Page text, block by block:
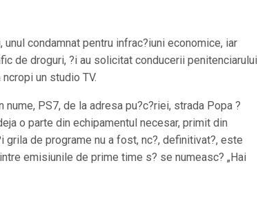
unul condamnat pentru infrac?iuni economice, iar
de droguri, ?i au solicitat conducerii penitenciarului
un studio TV.
nume, PS7, de la adresa pu?c?riei, strada Popa ?
o parte din echipamentul necesar, primit din
grila de programe nu a fost, nc?, definitivat?, este
emisiunile de prime time s? se numeasc? „Hai